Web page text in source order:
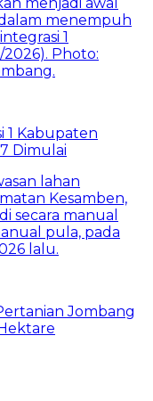
1 Kabupaten
Dimulai
Jombang